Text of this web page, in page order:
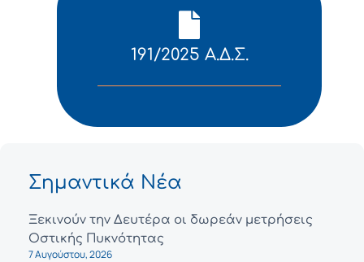
191/2025 Α.Δ.Σ.
Σημαντικά Νέα
Ξεκινούν την Δευτέρα οι δωρεάν μετρήσεις
Οστικής Πυκνότητας
7 Αυγούστου, 2026